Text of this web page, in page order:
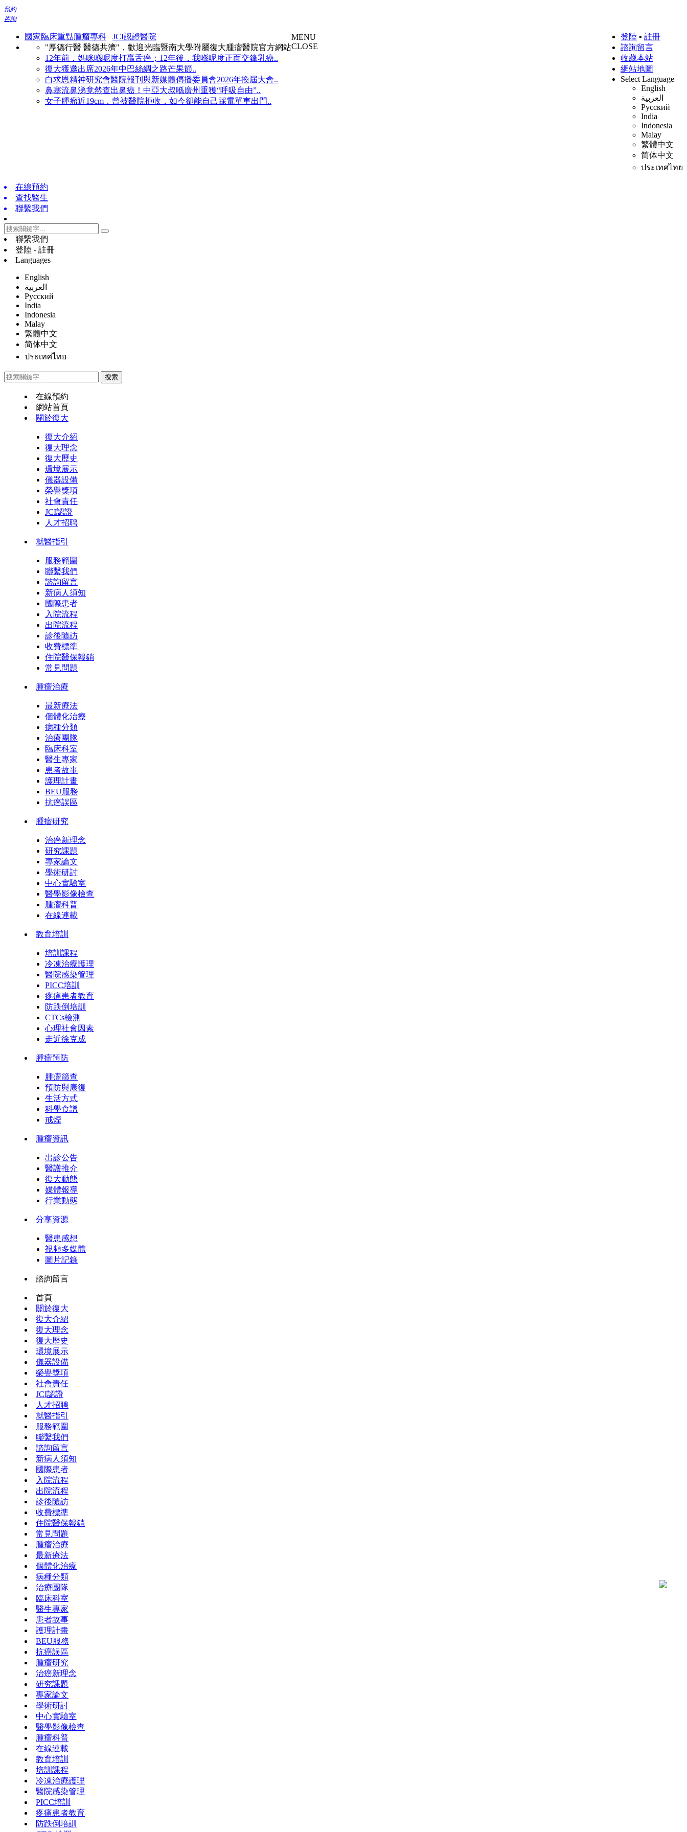
預約
咨詢
國家臨床重點腫瘤專科
JCI認證醫院
"厚德行醫 醫德共濟"，歡迎光臨暨南大學附屬復大腫瘤醫院官方網站
12年前，媽咪喺呢度打贏舌癌；12年後，我喺呢度正面交鋒乳癌..
復大獲邀出席2026年中巴絲綢之路芒果節..
白求恩精神研究會醫院報刊與新媒體傳播委員會2026年換屆大會..
鼻塞流鼻涕竟然查出鼻癌！中亞大叔喺廣州重獲“呼吸自由”..
女子腫瘤近19cm，曾被醫院拒收，如今卻能自己踩電單車出門..
登陸 ▪ 註冊
諮詢留言
收藏本站
網站地圖
Select Language
English
العربية
Русский
India
Indonesia
Malay
繁體中文
简体中文
ประเทศไทย
MENU
CLOSE
在線預約
查找醫生
聯繫我們
聯繫我們
登陸 - 註冊
Languages
English
العربية
Русский
India
Indonesia
Malay
繁體中文
简体中文
ประเทศไทย
在線預約
網站首頁
關於復大
復大介紹
復大理念
復大歷史
環境展示
儀器設備
榮譽獎項
社會責任
JCI認證
人才招聘
就醫指引
服務範圍
聯繫我們
諮詢留言
新病人須知
國際患者
入院流程
出院流程
診後隨訪
收費標準
住院醫保報銷
常見問題
腫瘤治療
最新療法
個體化治療
病種分類
治療團隊
臨床科室
醫生專家
患者故事
護理計畫
BEU服務
抗癌誤區
腫瘤研究
治癌新理念
研究課題
專家論文
學術研討
中心實驗室
醫學影像檢查
腫瘤科普
在線連載
教育培訓
培訓課程
冷凍治療護理
醫院感染管理
PICC培訓
疼痛患者教育
防跌倒培訓
CTCs檢測
心理社會因素
走近徐克成
腫瘤預防
腫瘤篩查
預防與康復
生活方式
科學食譜
戒煙
腫瘤資訊
出診公告
醫護推介
復大動態
媒體報導
行業動態
分享資源
醫患感想
視頻多媒體
圖片記錄
諮詢留言
首頁
關於復大
復大介紹
復大理念
復大歷史
環境展示
儀器設備
榮譽獎項
社會責任
JCI認證
人才招聘
就醫指引
服務範圍
聯繫我們
諮詢留言
新病人須知
國際患者
入院流程
出院流程
診後隨訪
收費標準
住院醫保報銷
常見問題
腫瘤治療
最新療法
個體化治療
病種分類
治療團隊
臨床科室
醫生專家
患者故事
護理計畫
BEU服務
抗癌誤區
腫瘤研究
治癌新理念
研究課題
專家論文
學術研討
中心實驗室
醫學影像檢查
腫瘤科普
在線連載
教育培訓
培訓課程
冷凍治療護理
醫院感染管理
PICC培訓
疼痛患者教育
防跌倒培訓